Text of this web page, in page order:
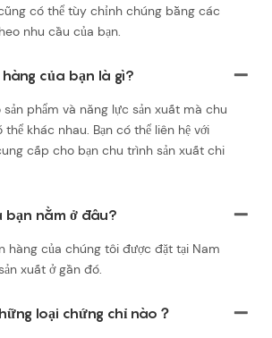
có thể tùy chỉnh chúng bằng các
nhu cầu của bạn.
của bạn là gì?
phẩm và năng lực sản xuất mà chu
thể khác nhau. Bạn có thể liên hệ với
cấp cho bạn chu trình sản xuất chi
bạn nằm ở đâu?
hàng của chúng tôi được đặt tại Nam
xuất ở gần đó.
loại chứng chỉ nào？